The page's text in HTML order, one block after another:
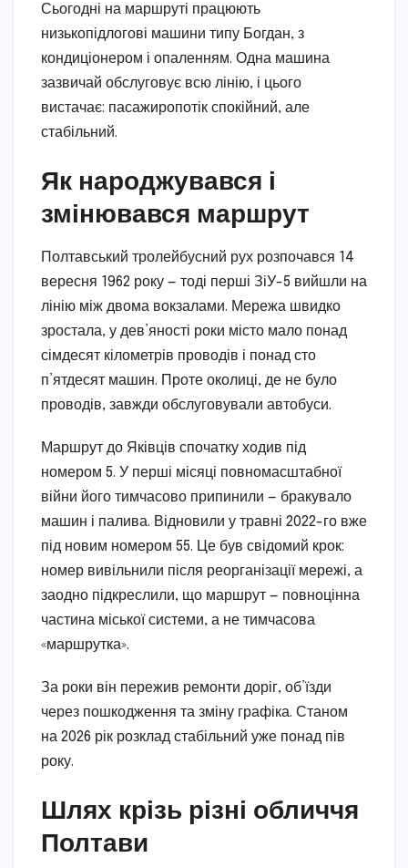
Сьогодні на маршруті працюють
низькопідлогові машини типу Богдан, з
кондиціонером і опаленням. Одна машина
зазвичай обслуговує всю лінію, і цього
вистачає: пасажиропотік спокійний, але
стабільний.
Як народжувався і
змінювався маршрут
Полтавський тролейбусний рух розпочався 14
вересня 1962 року — тоді перші ЗіУ-5 вийшли на
лінію між двома вокзалами. Мережа швидко
зростала, у дев’яності роки місто мало понад
сімдесят кілометрів проводів і понад сто
п’ятдесят машин. Проте околиці, де не було
проводів, завжди обслуговували автобуси.
Маршрут до Яківців спочатку ходив під
номером 5. У перші місяці повномасштабної
війни його тимчасово припинили — бракувало
машин і палива. Відновили у травні 2022-го вже
під новим номером 55. Це був свідомий крок:
номер вивільнили після реорганізації мережі, а
заодно підкреслили, що маршрут — повноцінна
частина міської системи, а не тимчасова
«маршрутка».
За роки він пережив ремонти доріг, об’їзди
через пошкодження та зміну графіка. Станом
на 2026 рік розклад стабільний уже понад пів
року.
Шлях крізь різні обличчя
Полтави